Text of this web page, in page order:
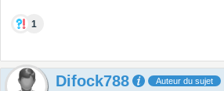
1
Difock788 Auteur du sujet